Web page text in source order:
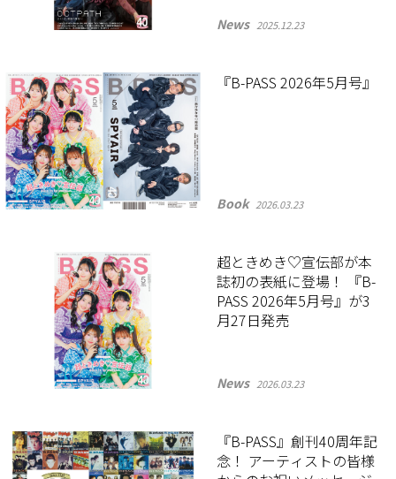
News 2025.12.23
『B-PASS 2026年5月号』
Book 2026.03.23
超ときめき♡宣伝部が本
誌初の表紙に登場！ 『B-
PASS 2026年5月号』が3
月27日発売
News 2026.03.23
『B-PASS』創刊40周年記
念！ アーティストの皆様